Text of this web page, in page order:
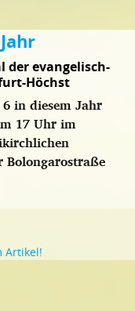
der evangelisch-
Höchst
in diesem Jahr
17 Uhr im
Artikel!